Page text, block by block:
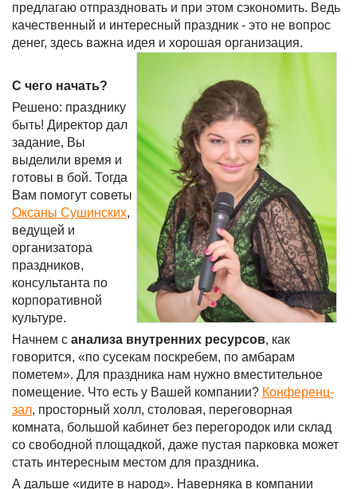
предлагаю отпраздновать и при этом сэкономить. Ведь
качественный и интересный праздник - это не вопрос
денег, здесь важна идея и хорошая организация.
С чего начать?
Решено: празднику
быть! Директор дал
задание, Вы
выделили время и
готовы в бой. Тогда
Вам помогут советы
Оксаны Сушинских,
ведущей и
организатора
праздников,
консультанта по
корпоративной
культуре.
Начнем с анализа внутренних ресурсов, как
говорится, «по сусекам поскребем, по амбарам
пометем». Для праздника нам нужно вместительное
помещение. Что есть у Вашей компании? Конференц-
зал, просторный холл, столовая, переговорная
комната, большой кабинет без перегородок или склад
со свободной площадкой, даже пустая парковка может
стать интересным местом для праздника.
А дальше «идите в народ». Наверняка в компании